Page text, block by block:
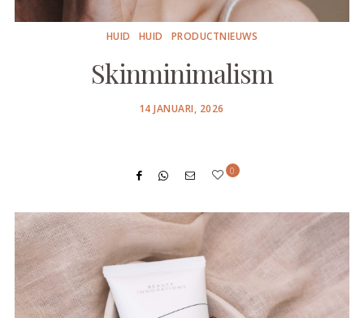
HUID HUID PRODUCTNIEUWS
Skinminimalism
POSTED
14 JANUARI, 2026
0